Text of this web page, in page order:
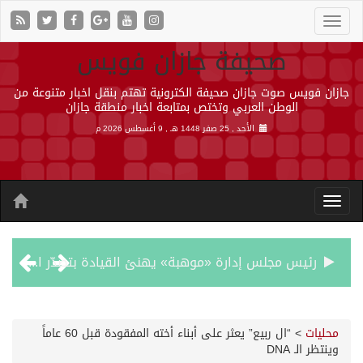
صحيفة جازان فويس
جازان فويس صوت جازان صحيفة الكترونية تهتم بنقل اخبار متنوعة من
الوطن العربي وتختص بمتابعة اخبار منطقة جازان
الأحد , 25 صفر 1448 هـ , 9 أغسطس 2026 م
رئيس مجلس إدارة «موهبة» يهنئ القيادة بتصدّر المملكة نتائج أولمبياد العلوم النووية الدولي ونجاح استضافته
محليات > “ال ربيع” يعثر على أبناء أخته المفقودة قبل 60 عاماً
وينتظر الـ DNA